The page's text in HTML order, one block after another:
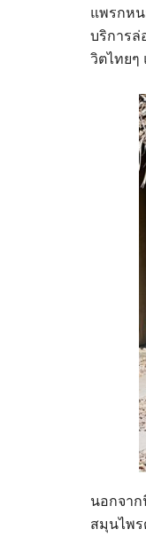
แพรกหน
บริการล่
วิตไทยๆ
นอกจาก
สมุนไพร